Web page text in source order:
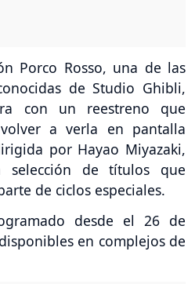
Porco Rosso, una de las
de Studio Ghibli,
con un reestreno que
a verla en pantalla
por Hayao Miyazaki,
de títulos que
de ciclos especiales.
desde el 26 de
en complejos de